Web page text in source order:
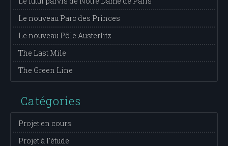
Le nouveau Parc des Princes
Le nouveau Pôle Austerlitz
The Last Mile
The Green Line
Catégories
Projet en cours
Projet à l'étude